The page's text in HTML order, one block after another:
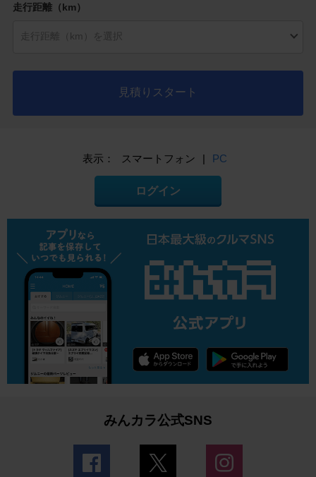
走行距離（km）
見積りスタート
表示： スマートフォン | PC
ログイン
みんカラ公式SNS